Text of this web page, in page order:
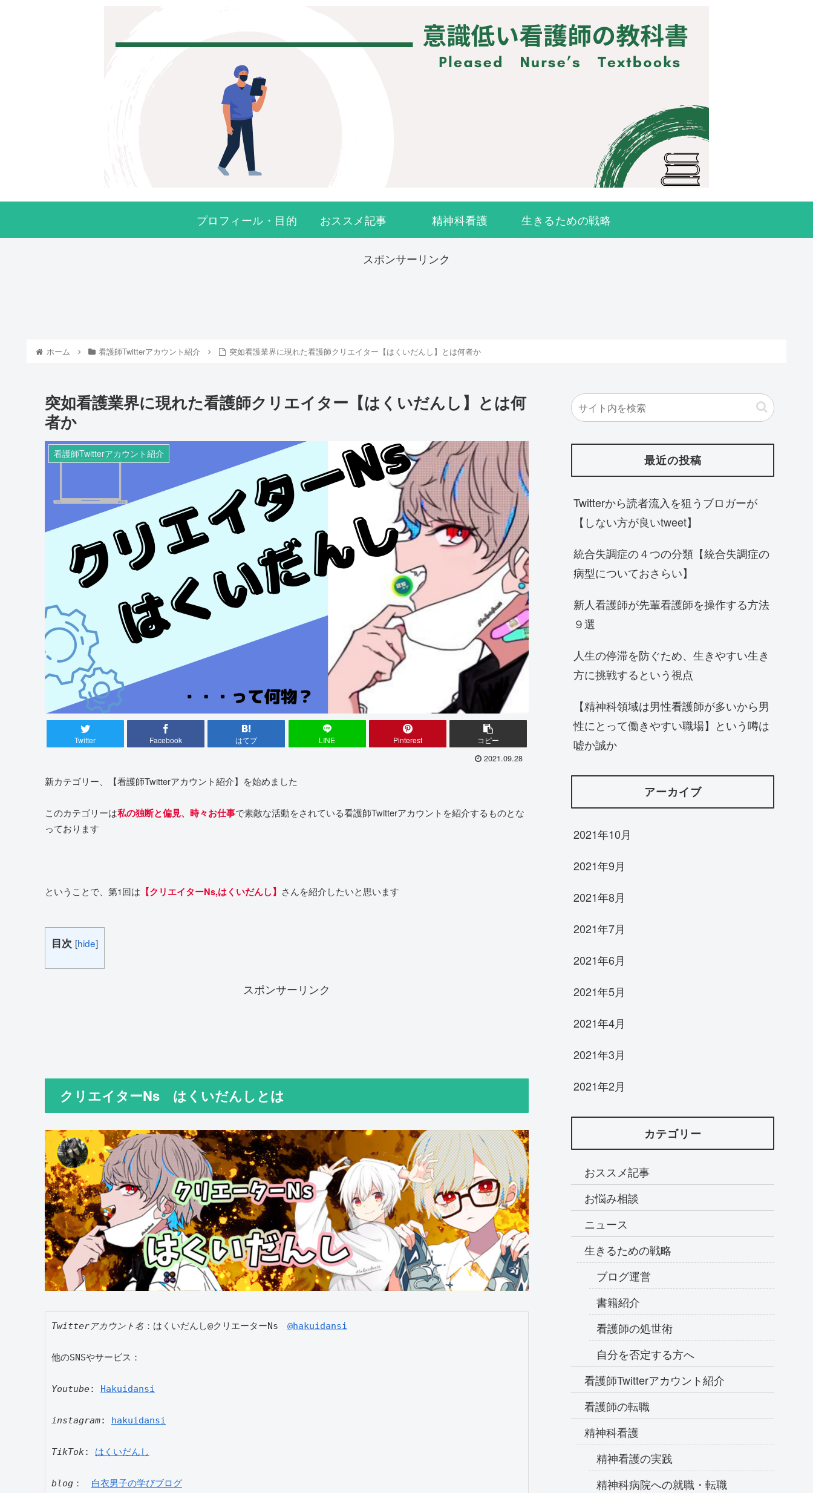
プロフィール・目的 おススメ記事 精神科看護 生きるための戦略
スポンサーリンク
ホーム 看護師Twitterアカウント紹介 突如看護業界に現れた看護師クリエイター【はくいだんし】とは何者か
突如看護業界に現れた看護師クリエイター【はくいだんし】とは何
者か
看護師Twitterアカウント紹介
Twitter Facebook はてブ LINE Pinterest コピー
2021.09.28
新カテゴリー、【看護師Twitterアカウント紹介】を始めました
このカテゴリーは私の独断と偏見、時々お仕事で素敵な活動をされている看護師Twitterアカウントを紹介するものとな
っております
ということで、第1回は 【クリエイターNs,はくいだんし】 さんを紹介したいと思います
目次 [hide]
スポンサーリンク
クリエイターNs はくいだんしとは
Twitterアカウント名 ：はくいだんし@クリエーターNs @hakuidansi
他のSNSやサービス：
Youtube: Hakuidansi
instagram: hakuidansi
TikTok: はくいだんし
blog ： 白衣男子の学びブログ
最近の投稿
Twitterから読者流入を狙うブロガーが
【しない方が良いtweet】
統合失調症の４つの分類【統合失調症の
病型についておさらい】
新人看護師が先輩看護師を操作する方法
９選
人生の停滞を防ぐため、生きやすい生き
方に挑戦するという視点
【精神科領域は男性看護師が多いから男
性にとって働きやすい職場】という噂は
嘘か誠か
アーカイブ
2021年10月
2021年9月
2021年8月
2021年7月
2021年6月
2021年5月
2021年4月
2021年3月
2021年2月
カテゴリー
おススメ記事
お悩み相談
ニュース
生きるための戦略
ブログ運営
書籍紹介
看護師の処世術
自分を否定する方へ
看護師Twitterアカウント紹介
看護師の転職
精神科看護
精神看護の実践
精神科病院への就職・転職